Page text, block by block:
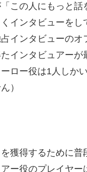
この人にもっと話
インタビューをし
インタビューのオ
インタビュアーが
ロー役は1人しか
）
獲得するために普
ー役のプレイヤー